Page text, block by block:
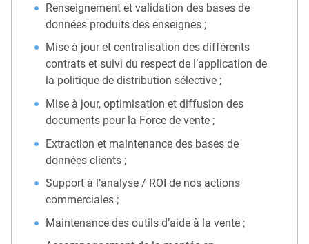
Renseignement et validation des bases de
données produits des enseignes ;
Mise à jour et centralisation des différents
contrats et suivi du respect de l’application de
la politique de distribution sélective ;
Mise à jour, optimisation et diffusion des
documents pour la Force de vente ;
Extraction et maintenance des bases de
données clients ;
Support à l’analyse / ROI de nos actions
commerciales ;
Maintenance des outils d’aide à la vente ;